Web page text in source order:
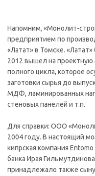
Напомним, «Монолит-
предприятием по
«Латат» в Томске.
2012 вышел на
полного цикла, которое
заготовки сырья до
МДФ, ламинированных
стеновых панелей и т.п.
Для справки: ООО
2004 году. В настоящий
кипрская компания
банка Ирая
принадлежало также